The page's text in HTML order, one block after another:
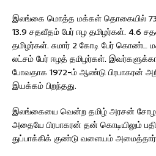
இலங்கை மொத்த மக்கள் தொகையில்
13.9 சதவீதம் பேர் ஈழ தமிழர்கள். 4.6
தமிழர்கள். சுமார் 2 கோடி பேர் கொண்ட
லட்சம் பேர் ஈழத் தமிழர்கள்.
போவதாக 1972-ம் ஆண்டு பிரபாகரன்
இயக்கம் பிறந்தது.
இலங்கையை வென்ற தமிழ் அரசன்
அதையே பிரபாகரன் தன் கொடியிலும்
துப்பாக்கிக் குண்டு வளையம்